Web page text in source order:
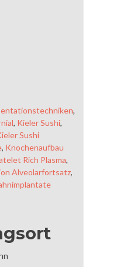
,
, Kieler Sushi,
Sushi
, Knochenaufbau
Rich Plasma,
Alveolarfortsatz,